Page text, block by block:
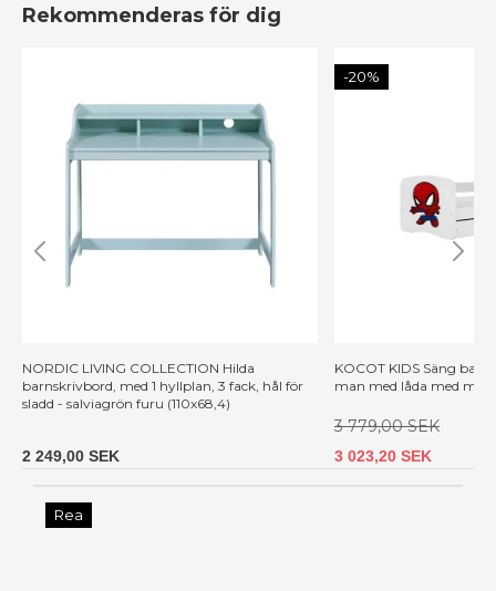
Rekommenderas för dig
NORDIC LIVING COLLECTION Hilda
barnskrivbord, med 1 hyllplan, 3 fack, hål för
sladd - salviagrön furu (110x68,4)
2 249,00 SEK
-20%
KOCOT KIDS Säng
man med låda med
3 779,00 SEK
3 023,20 SEK
Rea